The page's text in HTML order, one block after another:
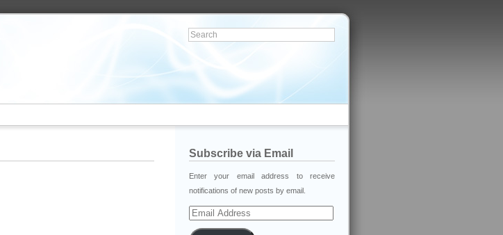
Subscribe via Email
Enter your email address to receive
notifications of new posts by email.
Email
Address